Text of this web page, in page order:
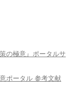
の極意』ポータルサ
ポータル 参考文献